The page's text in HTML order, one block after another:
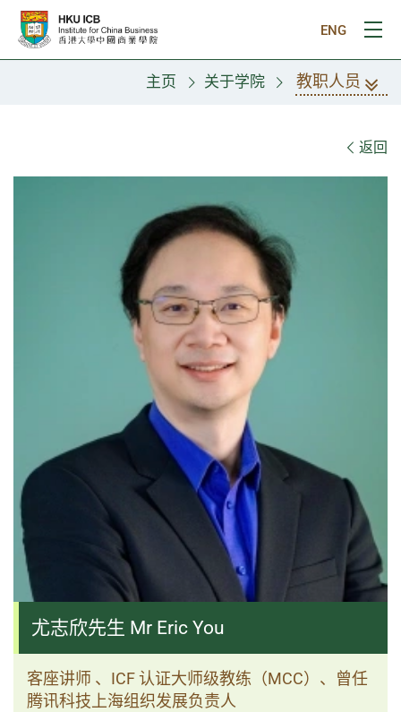
跳往主要内容
ENG
打
主页 关于学院 教职人员
返回
尤志欣先生 Mr Eric You
客座讲师 、ICF 认证大师级教练（MCC）、曾任
腾讯科技上海组织发展负责人